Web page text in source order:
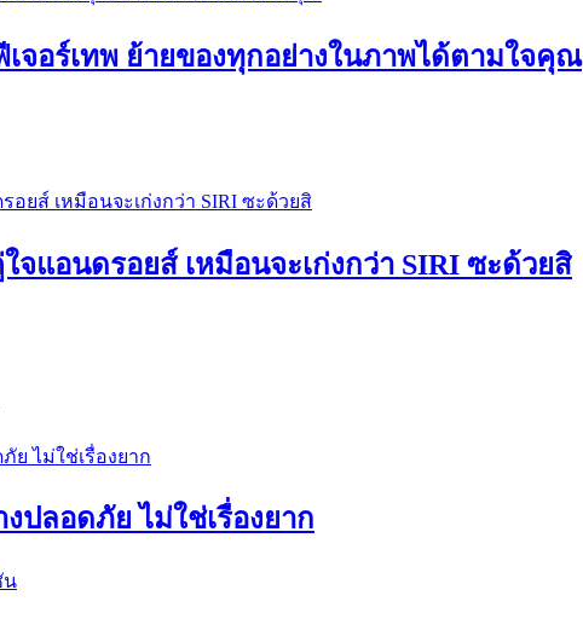
เจอร์เทพ ย้ายของทุกอย่างในภาพได้ตามใจคุณ
จแอนดรอยส์ เหมือนจะเก่งกว่า SIRI ซะด้วยสิ
ปลอดภัย ไม่ใช่เรื่องยาก
น